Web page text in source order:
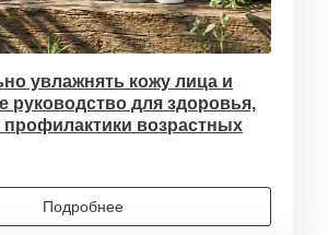
увлажнять кожу лица и
руководство для здоровья,
профилактики возрастных
Подробнее